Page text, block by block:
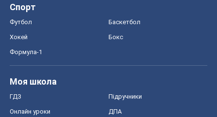
Спорт
Футбол Баскетбол
Хокей Бокс
Формула-1
Моя школа
ГДЗ Підручники
Онлайн уроки ДПА